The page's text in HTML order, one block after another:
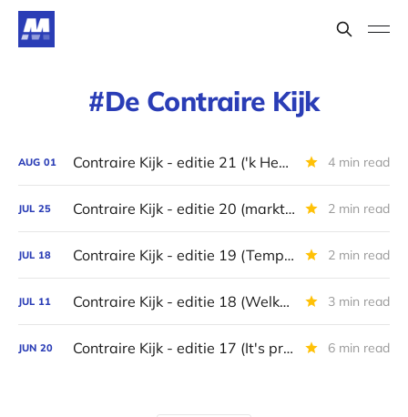
De Contraire Kijk
AUG 01 Contraire Kijk - editie 21 ('k Heb getwijfeld over België) 4 min read
JUL 25 Contraire Kijk - editie 20 (markt gelooft niet in hogere olieprijzen) 2 min read
JUL 18 Contraire Kijk - editie 19 (Tempel van de spijt) 2 min read
JUL 11 Contraire Kijk - editie 18 (Welkom in Zuid-Afrika) 3 min read
JUN 20 Contraire Kijk - editie 17 (It's probably overpriced) 6 min read